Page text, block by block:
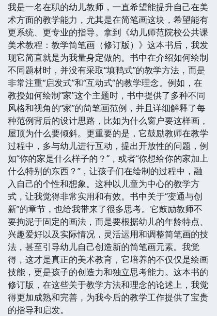
我是一名在职的幼儿教师，一直希望能提升自己在美
术方面的教学能力，尤其是在简笔画这块，希望能有
更系统、更专业的指导。拿到《幼儿师范院校公共课
美术教程：教学简笔画（修订版）》这本书后，我发
现它简直就是为我量身定做的。书中在介绍如何绘制
不同题材时，并没有采取“填鸭式”的教学方法，而是
非常注重“启发式”和“互动式”的教学理念。例如，在
教授如何绘制“家”这个主题时，书中提供了多种不同
风格和视角的“家”的简笔画范例，并且详细解释了每
种范例背后的设计思路，比如为什么窗户要这样画，
屋顶为什么要倾斜。更重要的是，它鼓励教师在教学
过程中，多与幼儿进行互动，提出开放性的问题，例
如“你的家是什么样子的？”，或者“你想给你的家加上
什么特别的东西？”，让孩子们在绘制的过程中，融
入自己的个性和想象。这种以儿童为中心的教学方
式，让我觉得非常实用和有效。书中关于“变通与创
新”的章节，也给我带来了很多思考。它鼓励教师不
要拘泥于固定的画法，而是要根据幼儿的年龄特点、
兴趣爱好以及实际情况，灵活运用和调整简笔画的技
法，甚至引导幼儿自己创造新的简笔画元素。我觉
得，这才是真正的美术教育，它培养的不仅仅是绘画
技能，更是孩子的创造力和独立思考能力。这本书的
修订版，在这些关于教学方法和理念的论述上，我觉
得更加成熟和完善，为我今后的教学工作提供了宝贵
的指导和启发。